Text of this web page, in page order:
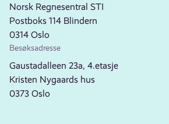
Norsk Regnesentral STI
Postboks 114 Blindern
0314 Oslo
Besøksadresse
Gaustadalleen 23a, 4.etasje
Kristen Nygaards hus
0373 Oslo